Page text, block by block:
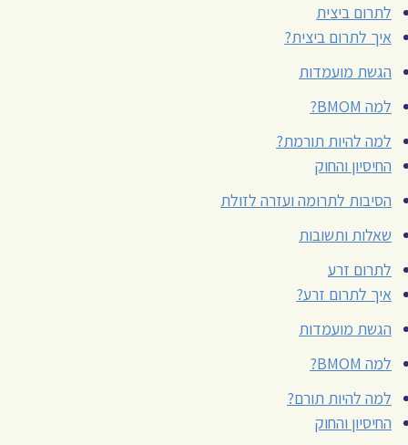
לתרום ביצית
איך לתרום ביצית?
הגשת מועמדות
למה BMOM?
למה להיות תורמת?
החיסיון והחוק
הסיבות לתרומה ועזרה לזולת
שאלות ותשובות
לתרום זרע
איך לתרום זרע?
הגשת מועמדות
למה BMOM?
למה להיות תורם?
החיסיון והחוק